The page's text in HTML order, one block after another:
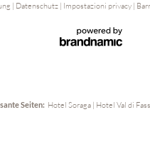
| Datenschutz | Impostazioni privacy |
Seiten: Hotel Soraga | Hotel Val di